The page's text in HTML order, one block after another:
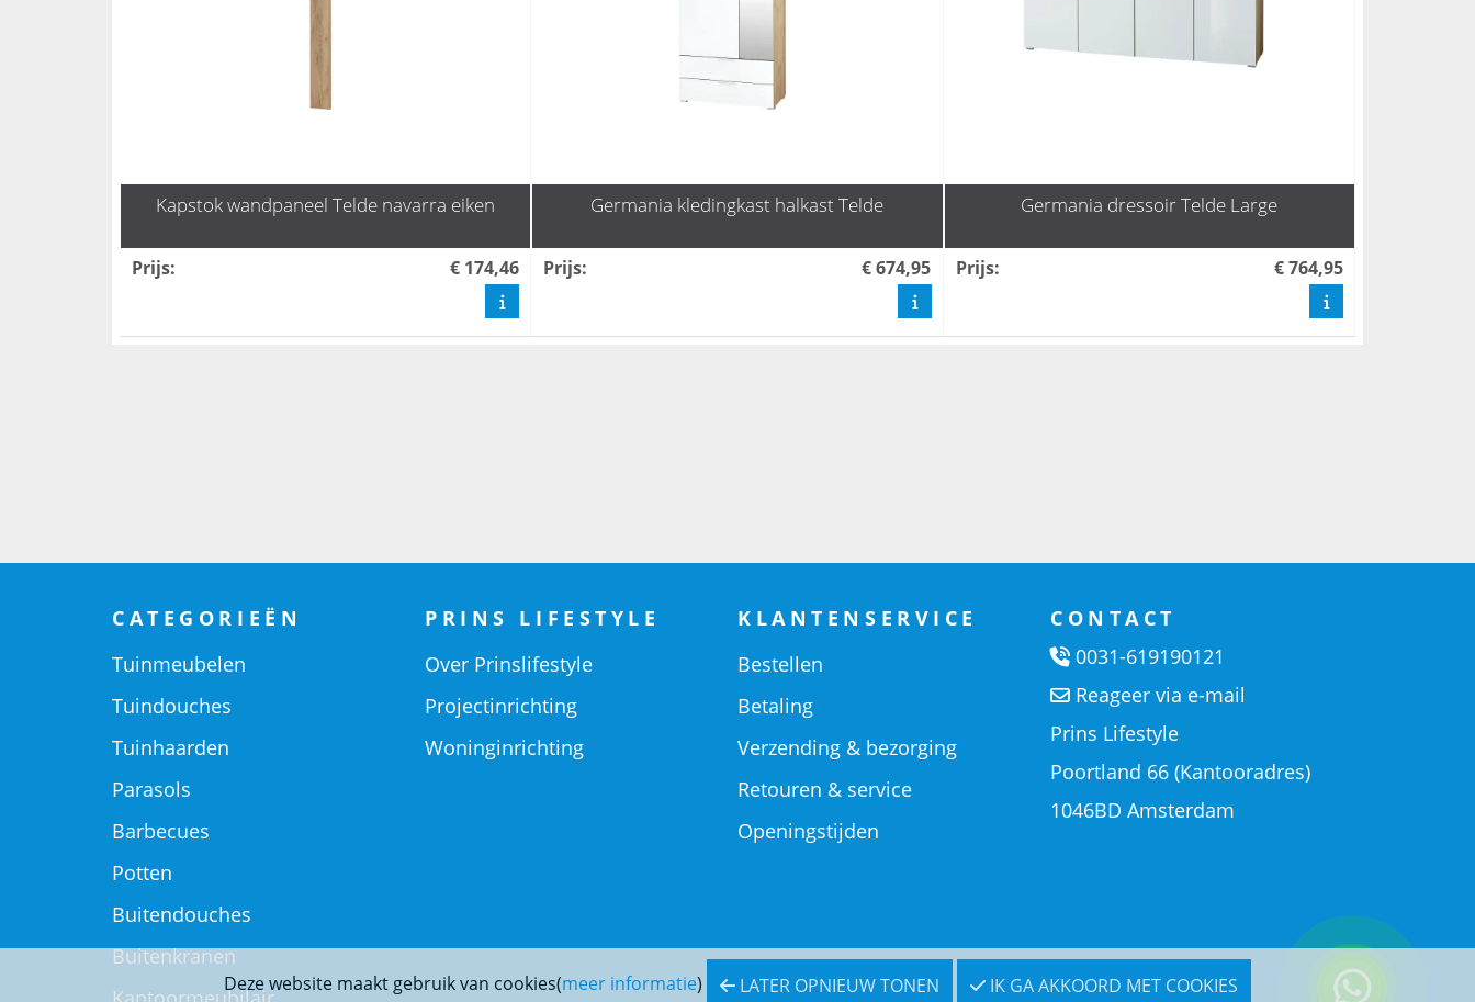
Kapstok wandpaneel Telde navarra eiken
Prijs: € 174,46
Germania kledingkast halkast Telde
Prijs: € 674,95
Germania dressoir Telde Large
Prijs: € 764,95
Deze website maakt gebruik van cookies(meer informatie) LATER OPNIEUW TONEN IK GA AKKOORD MET COOKIES
CATEGORIEËN
Tuinmeubelen
Tuindouches
Tuinhaarden
Parasols
Barbecues
Potten
Buitendouches
Buitenkranen
PRINS LIFESTYLE
Over Prinslifestyle
Projectinrichting
Woninginrichting
KLANTENSERVICE
Bestellen
Betaling
Verzending & bezorging
Retouren & service
Openingstijden
CONTACT
0031-619190121
Reageer via e-mail
Prins Lifestyle
Poortland 66 (Kantooradres)
1046BD Amsterdam